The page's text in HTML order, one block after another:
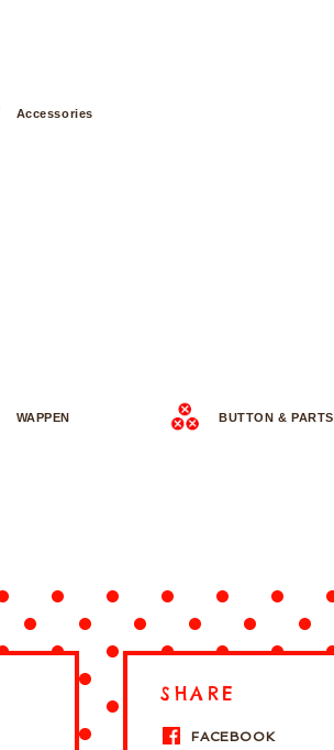
Accessories
WAPPEN BUTTON & PARTS
SHARE
FACEBOOK